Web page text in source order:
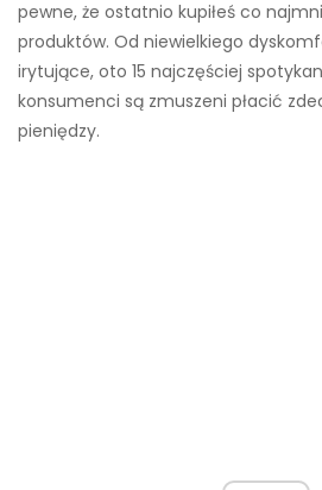
pewne, że ostatnio kupiłeś co
produktów. Od niewielkiego
irytujące, oto 15 najczęściej
konsumenci są zmuszeni płacić
pieniędzy.